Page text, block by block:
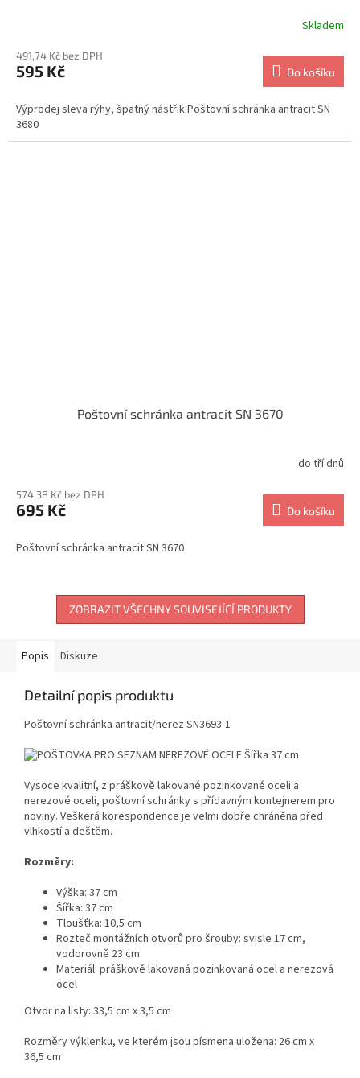
Skladem
491,74 Kč bez DPH
595 Kč Do košíku
Výprodej sleva rýhy, špatný nástřik Poštovní schránka antracit SN
3680
Poštovní schránka antracit SN 3670
do tří dnů
574,38 Kč bez DPH
695 Kč Do košíku
Poštovní schránka antracit SN 3670
ZOBRAZIT VŠECHNY SOUVISEJÍCÍ PRODUKTY
Popis Diskuze
Detailní popis produktu
Poštovní schránka antracit/nerez SN3693-1
Vysoce kvalitní, z práškově lakované pozinkované oceli a
nerezové oceli, poštovní schránky s přídavným kontejnerem pro
noviny. Veškerá korespondence je velmi dobře chráněna před
vlhkostí a deštěm.
Rozměry:
Výška: 37 cm
Šířka: 37 cm
Tloušťka: 10,5 cm
Rozteč montážních otvorů pro šrouby: svisle 17 cm,
vodorovně 23 cm
Materiál: práškově lakovaná pozinkovaná ocel a nerezová
ocel
Otvor na listy: 33,5 cm x 3,5 cm
Rozměry výklenku, ve kterém jsou písmena uložena: 26 cm x
36,5 cm